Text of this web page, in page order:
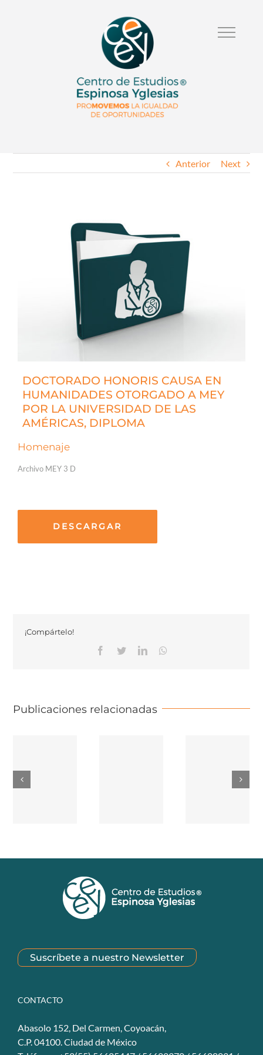
Anterior Next
DOCTORADO HONORIS CAUSA EN
HUMANIDADES OTORGADO A MEY
POR LA UNIVERSIDAD DE LAS
AMÉRICAS, DIPLOMA
Homenaje
Archivo MEY 3 D
DESCARGAR
¡Compártelo!
Facebook
TwitterLinkedinWhatsapp
Publicaciones relacionadas
Suscríbete a nuestro Newsletter
CONTACTO
Abasolo 152, Del Carmen, Coyoacán,
C.P. 04100. Ciudad de México